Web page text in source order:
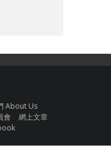
About Us
會
網上文章